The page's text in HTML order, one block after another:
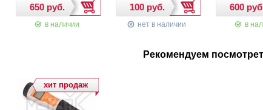
в наличии нет в наличии в
Рекомендуем
хит продаж